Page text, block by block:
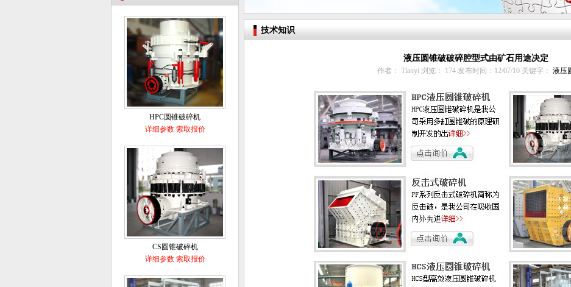
技术知识
液压圆锥破破碎腔型式由矿石用途决定
作者： Tianyi 浏览： 174 发布时间：12/07/10 关键字： 液压
HPC圆锥破碎机
详细参数 索取报价
CS圆锥破碎机
详细参数 索取报价